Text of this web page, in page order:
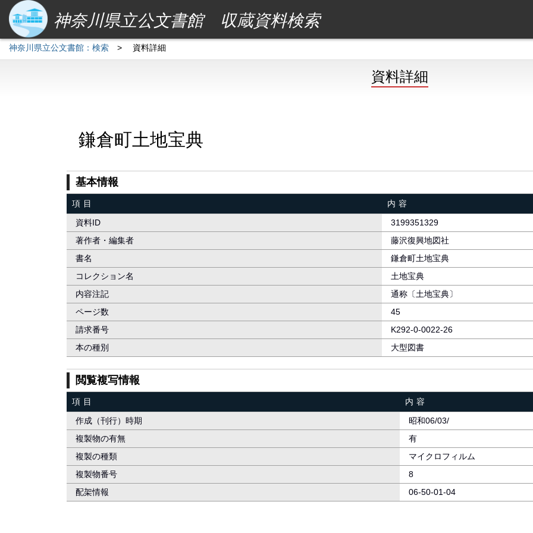
神奈川県立公文書館 収蔵資料検索
神奈川県立公文書館：検索 > 資料詳細
資料詳細
鎌倉町土地宝典
基本情報
項目
内容
資料ID
3199351329
著作者・編集者
藤沢復興地図社
書名
鎌倉町土地宝典
コレクション名
土地宝典
内容注記
通称〔土地宝典〕
ページ数
45
請求番号
K292-0-0022-26
本の種別
大型図書
閲覧複写情報
項目
内容
作成（刊行）時期
昭和06/03/
複製物の有無
有
複製の種類
マイクロフィルム
複製物番号
8
配架情報
06-50-01-04